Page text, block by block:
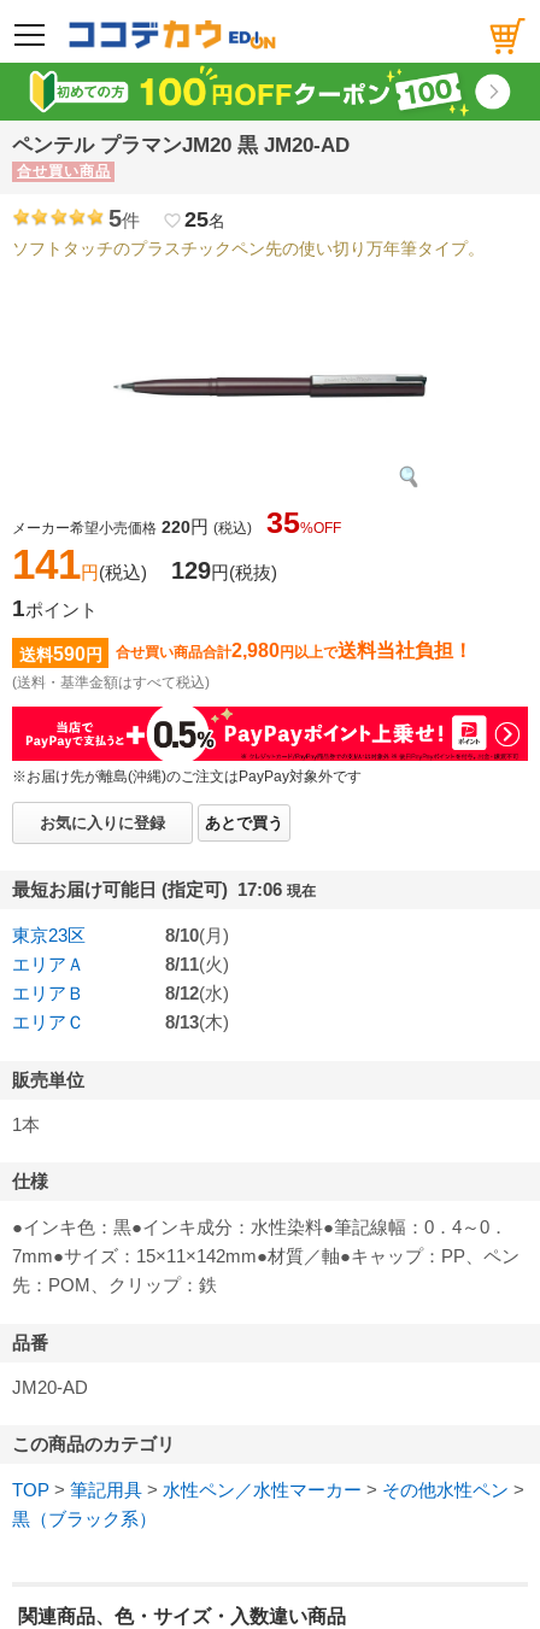
メニュー
ペンテル プラマンJM20 黒 JM20-AD
合せ買い商品
5件 favorite_border25名
ソフトタッチのプラスチックペン先の使い切り万年筆タイプ。
メーカー希望小売価格 220円 (税込) 35%OFF
141円(税込) 129円(税抜)
1ポイント
送料590円 合せ買い商品合計2,980円以上で送料当社負担！
(送料・基準金額はすべて税込)
※お届け先が離島(沖縄)のご注文はPayPay対象外です
お気に入りに登録 あとで買う
最短お届け可能日 (指定可) 17:06 現在
東京23区 8/10(月)
エリアＡ
8/11(火)
エリアＢ
8/12(水)
エリアＣ
8/13(木)
販売単位
1本
仕様
●インキ色：黒●インキ成分：水性染料●筆記線幅：0．4～0．
7mm●サイズ：15×11×142mm●材質／軸●キャップ：PP、ペン
先：POM、クリップ：鉄
品番
JM20-AD
この商品のカテゴリ
TOP > 筆記用具 > 水性ペン／水性マーカー > その他水性ペン >
黒（ブラック系）
関連商品、色・サイズ・入数違い商品